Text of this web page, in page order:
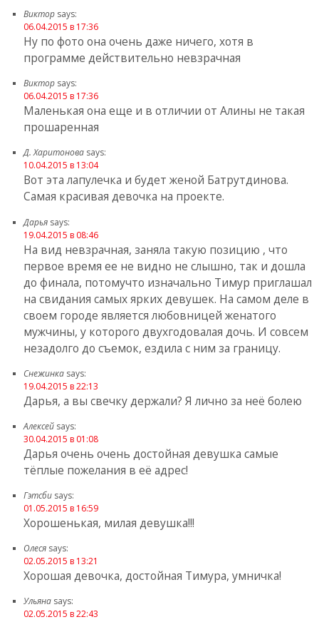
Виктор says:
06.04.2015 в 17:36
Ну по фото она очень даже ничего, хотя в
программе действительно невзрачная
Виктор says:
06.04.2015 в 17:36
Маленькая она еще и в отличии от Алины не такая
прошаренная
Д. Харитонова says:
10.04.2015 в 13:04
Вот эта лапулечка и будет женой Батрутдинова.
Самая красивая девочка на проекте.
Дарья says:
19.04.2015 в 08:46
На вид невзрачная, заняла такую позицию , что
первое время ее не видно не слышно, так и дошла
до финала, потомучто изначально Тимур приглашал
на свидания самых ярких девушек. На самом деле в
своем городе является любовницей женатого
мужчины, у которого двухгодовалая дочь. И совсем
незадолго до съемок, ездила с ним за границу.
Снежинка says:
19.04.2015 в 22:13
Дарья, а вы свечку держали? Я лично за неё болею
Алексей says:
30.04.2015 в 01:08
Дарья очень очень достойная девушка самые
тёплые пожелания в её адрес!
Гэтсби says:
01.05.2015 в 16:59
Хорошенькая, милая девушка!!!
Олеся says:
02.05.2015 в 13:21
Хорошая девочка, достойная Тимура, умничка!
Ульяна says:
02.05.2015 в 22:43